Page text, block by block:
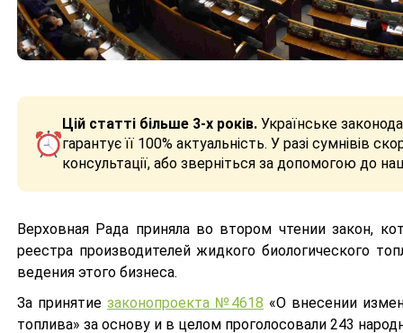
Цій статті більше 3-х років. Українське
гарантує її 100% актуальність. У разі сумнівів
консультації, або зверніться за допомогою до
Верховная Рада приняла во втором чтении закон,
реестра производителей жидкого биологического
ведения этого бизнеса.
За принятие законопроекта №4618 «О внесении
топлива» за основу и в целом проголосовали 243